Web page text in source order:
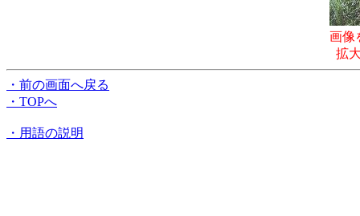
画像
拡
・前の画面へ戻る
・TOPへ
・用語の説明